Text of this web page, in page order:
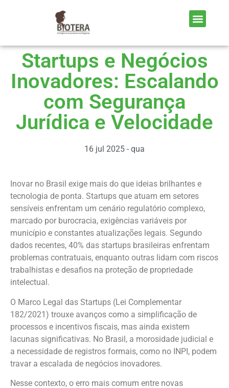
Startups e Negócios
Inovadores: Escalando
com Segurança
Jurídica e Velocidade
16 jul 2025 - qua
Inovar no Brasil exige mais do que ideias brilhantes e
tecnologia de ponta. Startups que atuam em setores
sensíveis enfrentam um cenário regulatório complexo,
marcado por burocracia, exigências variáveis por
município e constantes atualizações legais. Segundo
dados recentes, 40% das startups brasileiras enfrentam
problemas contratuais, enquanto outras lidam com riscos
trabalhistas e desafios na proteção de propriedade
intelectual.
O Marco Legal das Startups (Lei Complementar
182/2021) trouxe avanços como a simplificação de
processos e incentivos fiscais, mas ainda existem
lacunas significativas. No Brasil, a morosidade judicial e
a necessidade de registros formais, como no INPI, podem
travar a escalada de negócios inovadores.
Nesse contexto, o erro mais comum entre novas